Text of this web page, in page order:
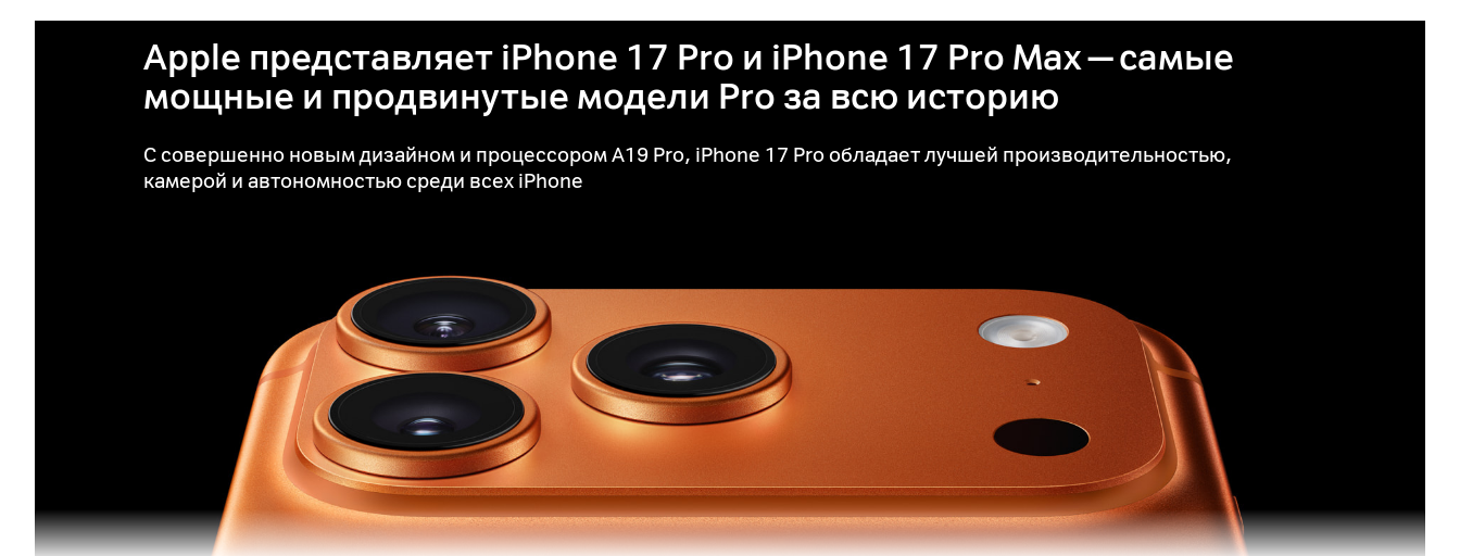
Apple представляет iPhone 17 Pro и iPhone 17 Pro Max — самые
мощные и продвинутые модели Pro за всю историю
С совершенно новым дизайном и процессором A19 Pro, iPhone 17 Pro обладает лучшей производительностью,
камерой и автономностью среди всех iPhone